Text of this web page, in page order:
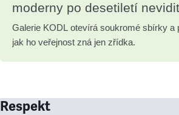
moderny po desetiletí
Galerie KODL otevírá soukromé sbírky a
jak ho veřejnost zná jen zřídka.
Respekt